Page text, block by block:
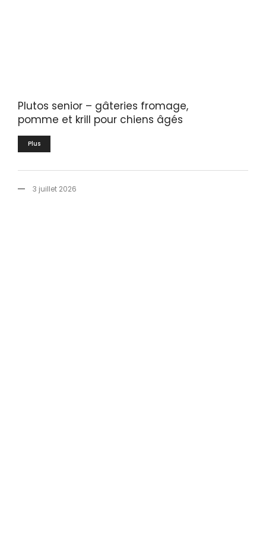
Plutos senior – gâteries fromage,
pomme et krill pour chiens âgés
Plus
3 juillet 2026